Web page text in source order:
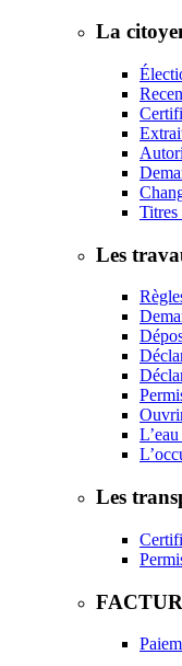
La
Titres
Les
Les